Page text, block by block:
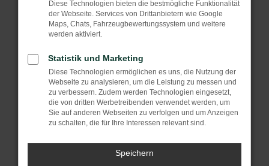
Internetverbindung.
Laden andere Webseiten, zum Beispiel deine
Suchmaschine?
Manche Erweiterungen, wie Werbeblocker,
können das Laden bestimmter Seiten
verhindern. Funktioniert die Seite in einem
anderen Browser oder in einem privaten
Fenster?
Das kann manchmal helfen, vorübergehende
Probleme zu beheben.
Diese Technologien bieten die bestmögliche Funktionalität
der Webseite. Services von Drittanbietern wie Google
Maps, Chats, Fahrzeugbewertungssystem und weitere
werden aktiviert.
Statistik und Marketing
Diese Technologien ermöglichen es uns, die Nutzung der
Webseite zu analysieren, um die Leistung zu messen und
zu verbessern. Zudem werden Technologien eingesetzt,
die von dritten Werbetreibenden verwendet werden, um
Sie auf anderen Webseiten zu verfolgen und um Anzeigen
zu schalten, die für Ihre Interessen relevant sind.
Speichern